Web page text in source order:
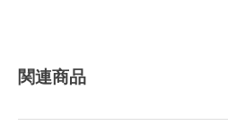
関連商品